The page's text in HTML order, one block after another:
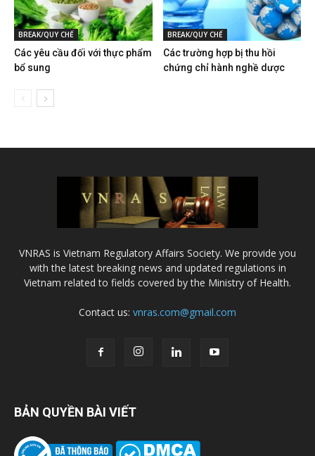
BREAK/QUY CHẾ
Các yêu cầu đối với thực phẩm
bổ sung
BREAK/QUY CHẾ
Các trường hợp bị thu hồi
chứng chỉ hành nghề dược
VNRAS is Vietnam Regulatory Affairs Society. We provide you
with the latest breaking news and updated regulations in
Vietnam related to fields covered by the Ministry of Health.
Contact us: vnras.com@gmail.com
BẢN QUYỀN BÀI VIẾT